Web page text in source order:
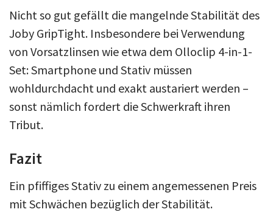
Nicht so gut gefällt die mangelnde Stabilität des
Joby GripTight. Insbesondere bei Verwendung
von Vorsatzlinsen wie etwa dem Olloclip 4-in-1-
Set: Smartphone und Stativ müssen
wohldurchdacht und exakt austariert werden –
sonst nämlich fordert die Schwerkraft ihren
Tribut.
Fazit
Ein pfiffiges Stativ zu einem angemessenen Preis
mit Schwächen bezüglich der Stabilität.